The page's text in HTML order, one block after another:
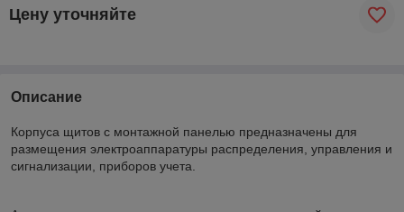
Цену уточняйте
Описание
Корпуса щитов с монтажной панелью предназначены для
размещения электроаппаратуры распределения, управления и
сигнализации, приборов учета.